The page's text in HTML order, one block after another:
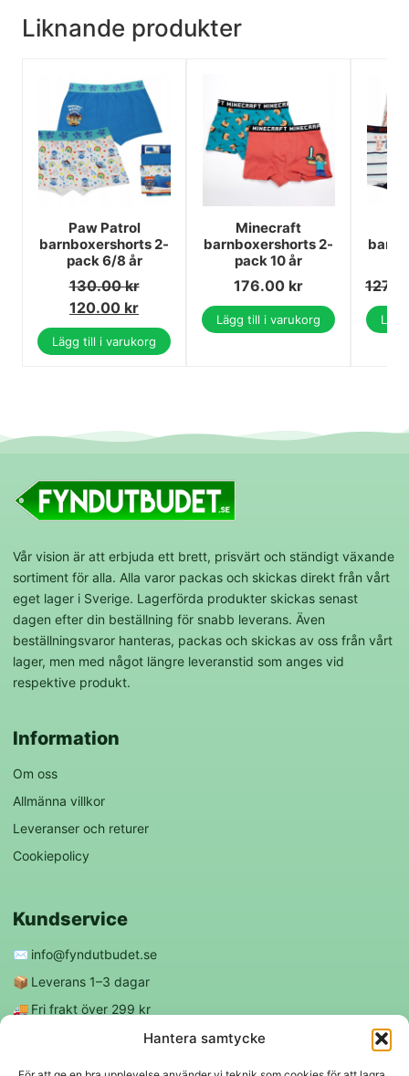
Hantera samtycke
Liknande produkter
Paw Patrol
barnboxershorts 2-
pack 6/8 år
130.00kr
120.00 kr
Lägg till i varukorg
Minecraft
barnboxershorts 2-
pack 10 år
176.00 kr
Lägg till i varukorg
Vår vision är att erbjuda ett brett, prisvärt och ständigt växande
sortiment för alla. Alla varor packas och skickas direkt från vårt
eget lager i Sverige. Lagerförda produkter skickas senast
dagen efter din beställning för snabb leverans. Även
beställningsvaror hanteras, packas och skickas av oss från vårt
lager, men med något längre leveranstid som anges vid
respektive produkt.
Information
Om oss
Allmänna villkor
Leveranser och returer
Cookiepolicy
Kundservice
✉️ info@fyndutbudet.se
📦 Leverans 1–3 dagar
🚚 Fri frakt över 299 kr